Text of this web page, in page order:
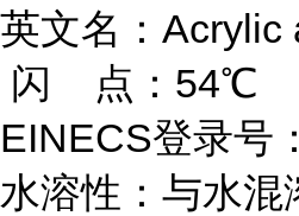
英文名：
闪 点：54℃
EINECS登录号
水溶性：与水混